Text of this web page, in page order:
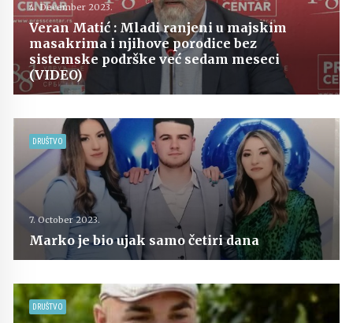
4. December 2023.
Veran Matić : Mladi ranjeni u majskim
masakrima i njihove porodice bez
sistemske podrške već sedam meseci
(VIDEO)
DRUŠTVO
7. October 2023.
Marko je bio ujak samo četiri dana
DRUŠTVO